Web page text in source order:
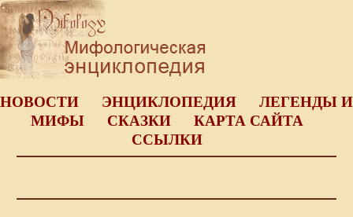
НОВОСТИ ЭНЦИКЛОПЕДИЯ
ЛЕГЕНДЫ И
МИФЫ
СКАЗКИ
КАРТА САЙТА
ССЫЛКИ